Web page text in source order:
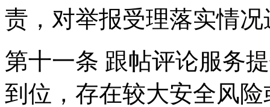
责，对举报受理落实情
第十一条 跟帖评论服务
到位，存在较大安全风